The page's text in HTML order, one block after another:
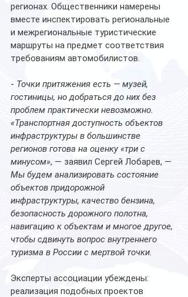
регионах. Общественники намерены
вместе инспектировать региональные
и межрегиональные туристические
маршруты на предмет соответствия
требованиям автомобилистов.
- Точки притяжения есть — музей,
гостиницы, но добраться до них без
проблем практически невозможно.
«Транспортная доступность объектов
инфраструктуры в большинстве
регионов готова на оценку «три с
минусом», — заявил Сергей Лобарев, —
Мы будем анализировать состояние
объектов придорожной
инфраструктуры, качество бензина,
безопасность дорожного полотна,
навигацию к объектам и многое другое,
чтобы сдвинуть вопрос внутреннего
туризма в России с мертвой точки.
Эксперты ассоциации убеждены:
реализация подобных проектов